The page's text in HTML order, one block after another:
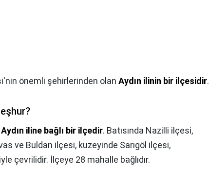
önemli şehirlerinden olan Aydın ilinin bir ilçesidir.
Aydın iline bağlı bir ilçedir. Batısında Nazilli ilçesi,
ve Buldan ilçesi, kuzeyinde Sarıgöl ilçesi,
çevrilidir. İlçeye 28 mahalle bağlıdır.